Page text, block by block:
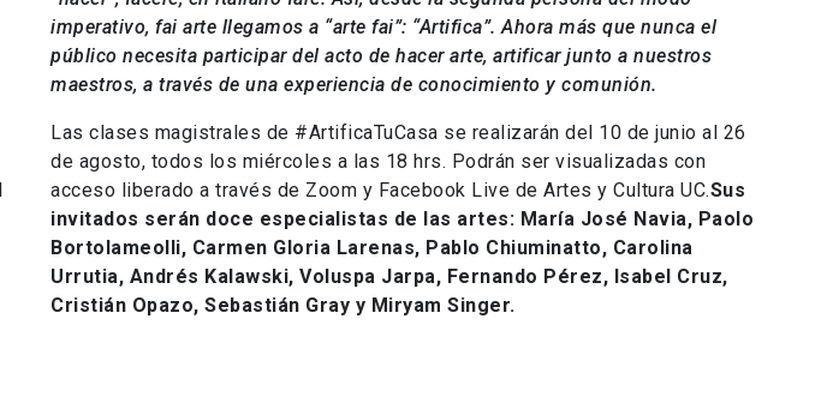
imperativo, fai arte llegamos a “arte fai”: “Artifica”. Ahora más que nunca el
público necesita participar del acto de hacer arte, artificar junto a nuestros
maestros, a través de una experiencia de conocimiento y comunión.
Las clases magistrales de #ArtificaTuCasa se realizarán del 10 de junio al 26
de agosto, todos los miércoles a las 18 hrs. Podrán ser visualizadas con
acceso liberado a través de Zoom y Facebook Live de Artes y Cultura UC.Sus
invitados serán doce especialistas de las artes: María José Navia, Paolo
Bortolameolli, Carmen Gloria Larenas, Pablo Chiuminatto, Carolina
Urrutia, Andrés Kalawski, Voluspa Jarpa, Fernando Pérez, Isabel Cruz,
Cristián Opazo, Sebastián Gray y Miryam Singer.